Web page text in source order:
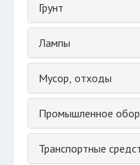
Грунт
Лампы
Мусор, отходы
Промышленное
Транспортные